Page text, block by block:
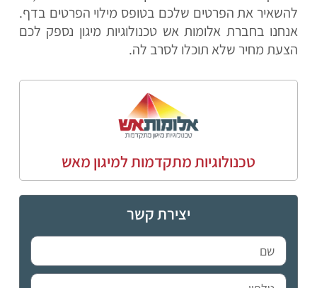
להשאיר את הפרטים שלכם בטופס מילוי הפרטים בדף.
אנחנו בחברת אלומות אש טכנולוגיות מיגון נספק לכם
הצעת מחיר שלא תוכלו לסרב לה.
טכנולוגיות מתקדמות למיגון מאש
יצירת קשר